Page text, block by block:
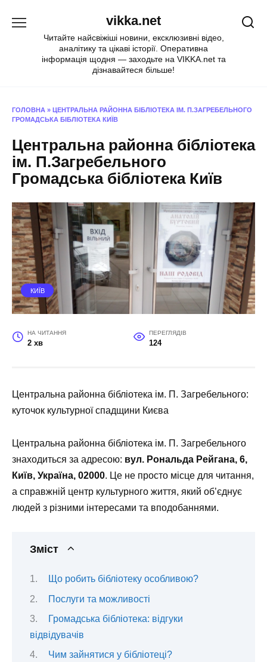
vikka.net
Читайте найсвіжіші новини, ексклюзивні відео,
аналітику та цікаві історії. Оперативна
інформація щодня — заходьте на VIKKA.net та
дізнавайтеся більше!
ГОЛОВНА » ЦЕНТРАЛЬНА РАЙОННА БІБЛІОТЕКА ІМ. П.ЗАГРЕБЕЛЬНОГО
ГРОМАДСЬКА БІБЛІОТЕКА КИЇВ
Центральна районна бібліотека
ім. П.Загребельного
Громадська бібліотека Київ
КИЇВ
НА ЧИТАННЯ
2 хв
ПЕРЕГЛЯДІВ
124
Центральна районна бібліотека ім. П. Загребельного:
куточок культурної спадщини Києва
Центральна районна бібліотека ім. П. Загребельного
знаходиться за адресою: вул. Рональда Рейгана, 6,
Київ, Україна, 02000. Це не просто місце для читання,
а справжній центр культурного життя, який об’єднує
людей з різними інтересами та вподобаннями.
Зміст
Що робить бібліотеку особливою?
Послуги та можливості
Громадська бібліотека: відгуки
відвідувачів
Чим зайнятися у бібліотеці?